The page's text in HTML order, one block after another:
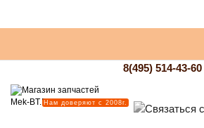
Нам доверяют с 2008г.
8(495) 514-43-60